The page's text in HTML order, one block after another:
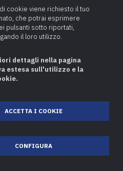
2015 ciascun Comune
di opere o di costruzioni e
i lavori relativi a opere
zone dichiarate sismiche,
influenti sulla struttura che
l’opera stessa, in tutto o in
o che siano in grado di
complessivo della stessa
singoli o associati, le funzioni
Denuncia lavori,
violazioni, Sospensione dei
in zone sismiche di nuova
depositati, si svolge mediante
cookie viene richiesto il tuo
che potrai esprimere
pulsanti sotto riportati,
il loro utilizzo.
dettagli nella pagina
estesa sull'utilizzo e la
ACCETTA I COOKIE
CONFIGURA